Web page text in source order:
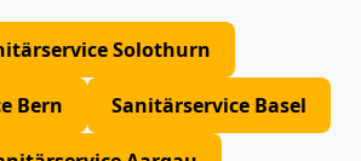
Solothurn
Bern Sanitärservice Basel